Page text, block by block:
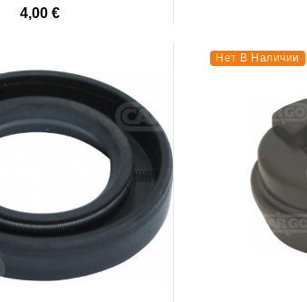
4,00 €
Нет В Наличии